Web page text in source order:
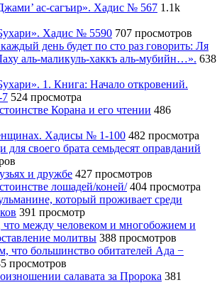
ас-сагъир». Хадис № 567 1.1k
Хадис № 5590 707 просмотров
день будет по сто раз говорить: Ля
аль-маликуль-хаккъ аль-мубийн…». 638
1. Книга: Начало откровений.
524 просмотра
Корана и его чтении 486
Хадисы № 1-100 482 просмотра
для своего брата семьдесят оправданий
и дружбе 427 просмотров
лошадей/коней/ 404 просмотра
который проживает среди
391 просмотр
что между человеком и многобожием и
молитвы 388 просмотров
что большинство обитателей Ада −
просмотров
салавата за Пророка 381